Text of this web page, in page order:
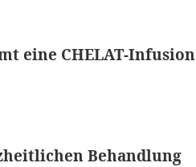
eine CHELAT-Infusion
Behandlung